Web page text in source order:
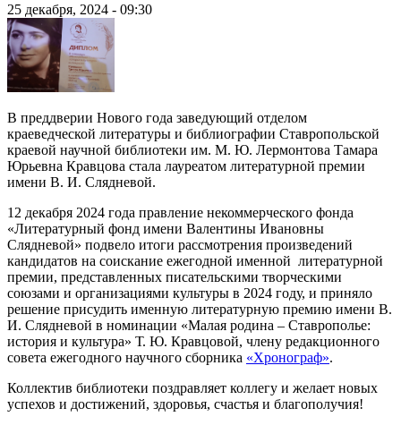
25 декабря, 2024 - 09:30
В преддверии Нового года заведующий отделом
краеведческой литературы и библиографии Ставропольской
краевой научной библиотеки им. М. Ю. Лермонтова Тамара
Юрьевна Кравцова стала лауреатом литературной премии
имени В. И. Слядневой.
12 декабря 2024 года правление некоммерческого фонда
«Литературный фонд имени Валентины Ивановны
Слядневой» подвело итоги рассмотрения произведений
кандидатов на соискание ежегодной именной литературной
премии, представленных писательскими творческими
союзами и организациями культуры в 2024 году, и приняло
решение присудить именную литературную премию имени В.
И. Слядневой в номинации «Малая родина – Ставрополье:
история и культура» Т. Ю. Кравцовой, члену редакционного
совета ежегодного научного сборника «Хронограф».
Коллектив библиотеки поздравляет коллегу и желает новых
успехов и достижений, здоровья, счастья и благополучия!